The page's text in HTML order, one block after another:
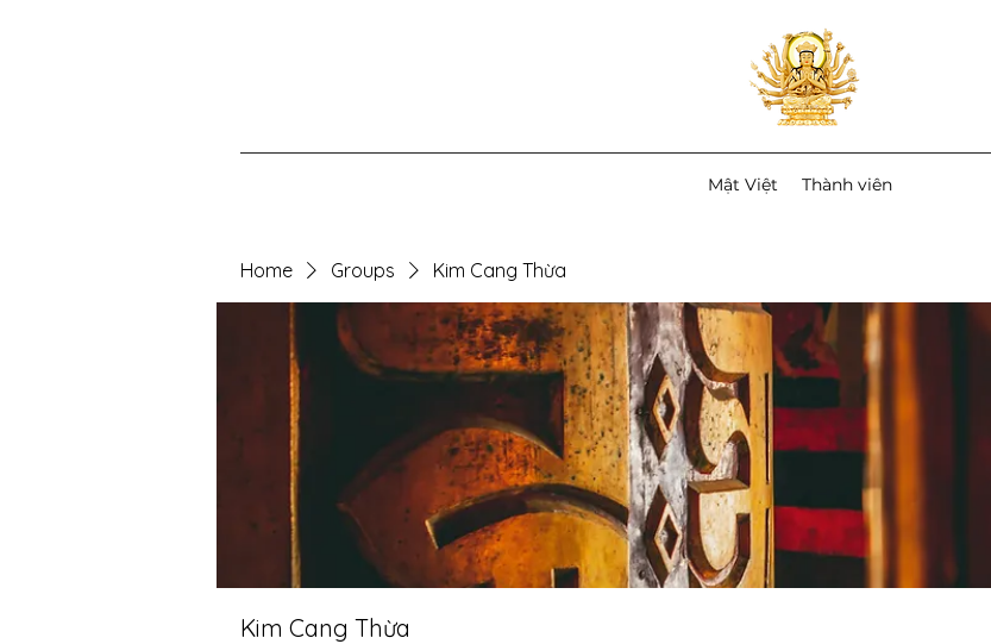
Mật Việt Thành viên
Home Groups Kim Cang Thừa
Kim Cang Thừa